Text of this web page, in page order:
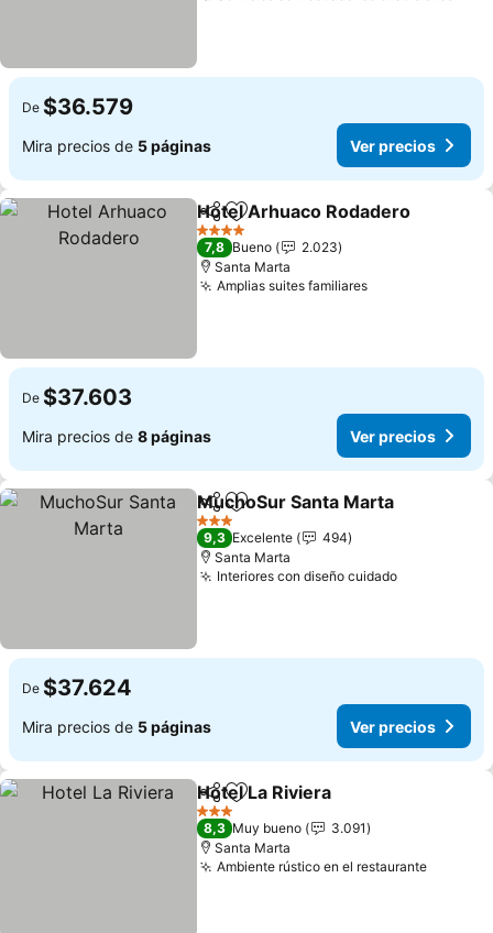
De $36.579
Mira precios de 5 páginas Ver precios
CompartirAgregar a favoritos
Hotel Arhuaco Rodadero
4 Estrellas
7,8 Bueno
2.023
Santa Marta
Amplias suites familiares
De $37.603
Mira precios de 8 páginas Ver precios
CompartirAgregar a favoritos
MuchoSur Santa Marta
3 Estrellas
9,3 Excelente
494
Santa Marta
Interiores con diseño cuidado
De $37.624
Mira precios de 5 páginas Ver precios
CompartirAgregar a favoritos
Hotel La Riviera
3 Estrellas
8,3 Muy bueno
3.091
Santa Marta
Ambiente rústico en el restaurante